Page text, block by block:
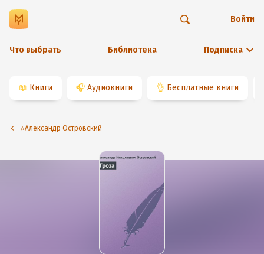
Что выбрать Библиотека Подписка
Войти
📖 Книги 🎧 Аудиокниги 👌 Бесплатные книги
⭐️Александр Островский